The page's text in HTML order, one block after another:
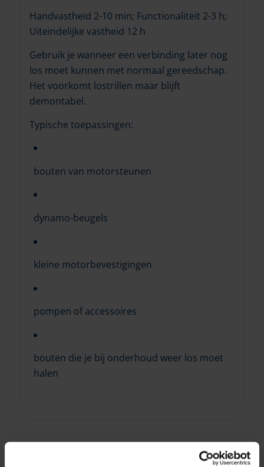
Handvastheid 2-10 min; Functionaliteit 2-3 h;
Uiteindelijke vastheid 12 h
Gebruik je wanneer een verbinding later nog
los moet kunnen met normaal gereedschap.
Het voorkomt lostrillen maar blijft
demontabel.
Typische toepassingen:
bouten van motorsteunen
dynamo-beugels
kleine motorbevestigingen
pompen of accessoires
bouten die je bij onderhoud weer los moet
halen